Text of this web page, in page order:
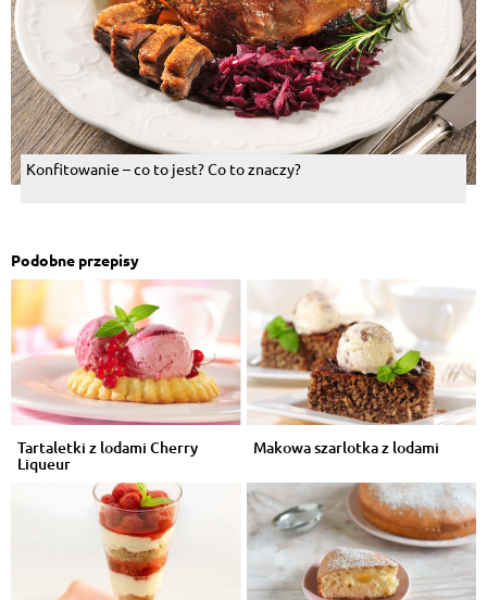
Konfitowanie – co to jest? Co to znaczy?
Podobne przepisy
Tartaletki z lodami Cherry
Liqueur
Makowa szarlotka z lodami